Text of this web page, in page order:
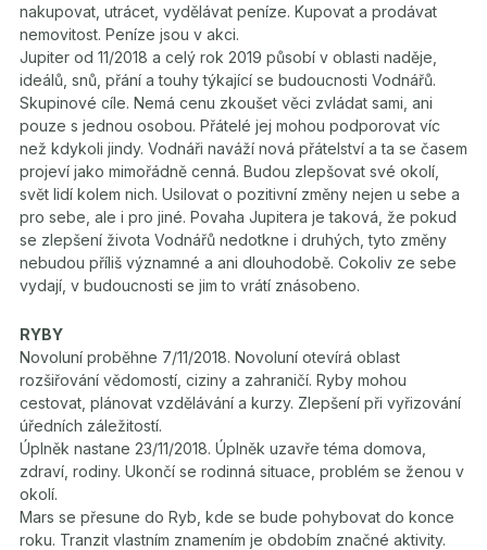
nakupovat, utrácet, vydělávat peníze. Kupovat a prodávat
nemovitost. Peníze jsou v akci.
Jupiter od 11/2018 a celý rok 2019 působí v oblasti naděje,
ideálů, snů, přání a touhy týkající se budoucnosti Vodnářů.
Skupinové cíle. Nemá cenu zkoušet věci zvládat sami, ani
pouze s jednou osobou. Přátelé jej mohou podporovat víc
než kdykoli jindy. Vodnáři naváží nová přátelství a ta se časem
projeví jako mimořádně cenná. Budou zlepšovat své okolí,
svět lidí kolem nich. Usilovat o pozitivní změny nejen u sebe a
pro sebe, ale i pro jiné. Povaha Jupitera je taková, že pokud
se zlepšení života Vodnářů nedotkne i druhých, tyto změny
nebudou příliš významné a ani dlouhodobě. Cokoliv ze sebe
vydají, v budoucnosti se jim to vrátí znásobeno.
RYBY
Novoluní proběhne 7/11/2018. Novoluní otevírá oblast
rozšiřování vědomostí, ciziny a zahraničí. Ryby mohou
cestovat, plánovat vzdělávání a kurzy. Zlepšení při vyřizování
úředních záležitostí.
Úplněk nastane 23/11/2018. Úplněk uzavře téma domova,
zdraví, rodiny. Ukončí se rodinná situace, problém se ženou v
okolí.
Mars se přesune do Ryb, kde se bude pohybovat do konce
roku. Tranzit vlastním znamením je obdobím značné aktivity.